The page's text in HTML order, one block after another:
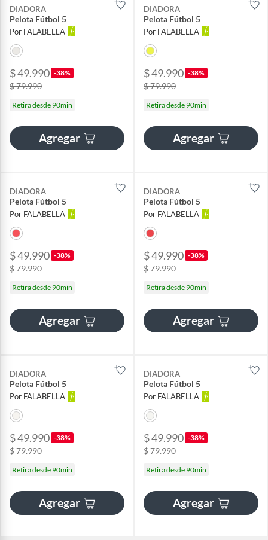
DIADORA
Pelota Fútbol 5
Por FALABELLA
$ 49.990 -38%
$ 79.990
Retira desde 90min
Agregar
DIADORA
Pelota Fútbol 5
Por FALABELLA
$ 49.990 -38%
$ 79.990
Retira desde 90min
Agregar
DIADORA
Pelota Fútbol 5
Por FALABELLA
$ 49.990 -38%
$ 79.990
Retira desde 90min
Agregar
DIADORA
Pelota Fútbol 5
Por FALABELLA
$ 49.990 -38%
$ 79.990
Retira desde 90min
Agregar
DIADORA
Pelota Fútbol 5
Por FALABELLA
$ 49.990 -38%
$ 79.990
Retira desde 90min
Agregar
DIADORA
Pelota Fútbol 5
Por FALABELLA
$ 49.990 -38%
$ 79.990
Retira desde 90min
Agregar